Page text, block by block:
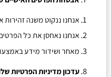
אנחנו ננקוט משנה זהירות
אנחנו נאחסן את כל
מאחר ושידור מידע
עדכון מדיניות הפרטיות